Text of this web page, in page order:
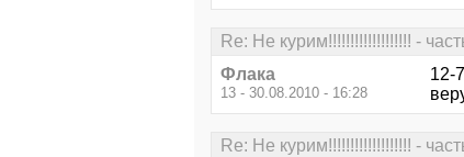
Re: Не курим!!!!!!!!!!!!!!!!!!! -
Флака
13 - 30.08.2010 - 16:28
12-
Re: Не курим!!!!!!!!!!!!!!!!!!! -